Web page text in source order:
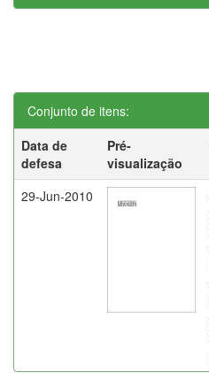
Conjunto de itens:
Data de
defesa
Pré-
visualização
29-Jun-2010